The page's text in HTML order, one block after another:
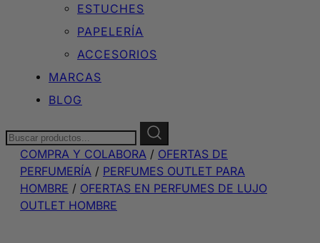
ESTUCHES
PAPELERÍA
ACCESORIOS
MARCAS
BLOG
Buscar:
COMPRA Y COLABORA / OFERTAS DE
PERFUMERÍA / PERFUMES OUTLET PARA
HOMBRE / OFERTAS EN PERFUMES DE LUJO
OUTLET HOMBRE